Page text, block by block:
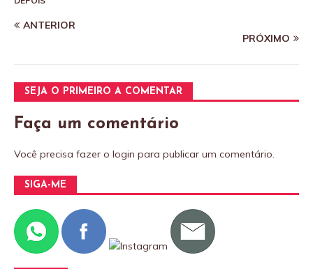
ANTERIOR
PRÓXIMO
SEJA O PRIMEIRO A COMENTAR
Faça um comentário
Você precisa fazer o login para publicar um comentário.
SIGA-ME